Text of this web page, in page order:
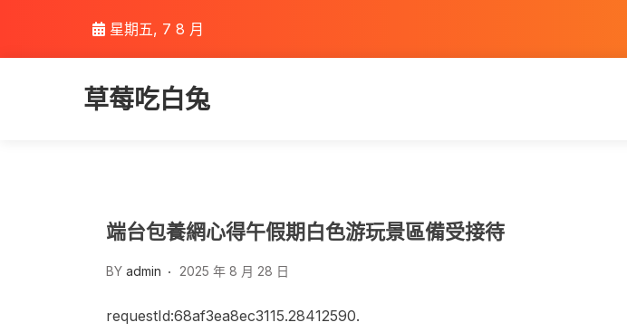
content
星期五, 7 8 月
草莓吃白兔
端台包養網心得午假期白色游玩景區備受接待
BY admin 2025 年 8 月 28 日
requestId:68af3ea8ec3115.28412590.